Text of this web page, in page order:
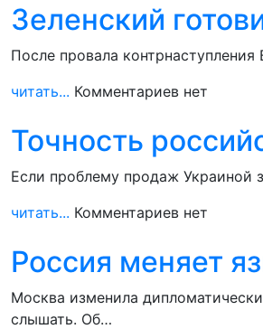
Зеленский
После провала
читать... Комментариев нет
Точность
Если проблему продаж Украиной
читать... Комментариев нет
Россия меняет
Москва изменила
слышать. Об…